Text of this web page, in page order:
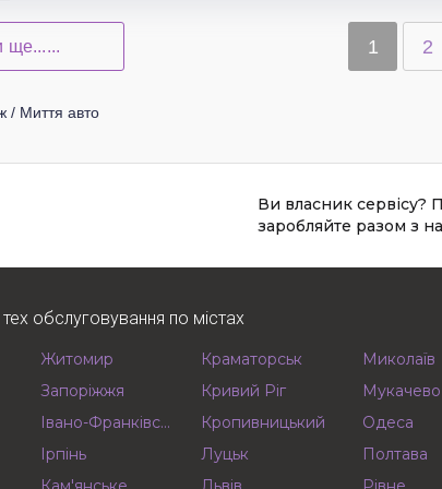
ще...... 1 2
Миття авто
Ви власник сервісу?
заробляйте разом з
обслуговування по містах
Житомир
Запоріжжя
Івано-Франківськ
Ірпінь
Краматорськ
Кривий Ріг
Кропивницький
Луцьк
Миколаїв
Мукачево
Одеса
Полтава